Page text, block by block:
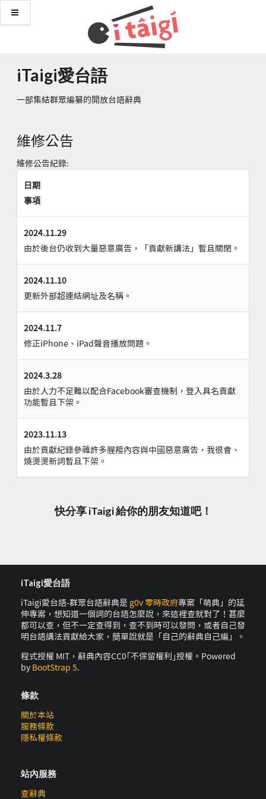
iTaigi愛台語
一部集結群眾編纂的開放台語辭典
維修公告
維修公告紀錄:
日期
事項
2024.11.29
由於後台仍收到大量惡意廣告，「貢獻新講法」暫且關閉。
2024.11.10
更新外部超連結網址及名稱。
2024.11.7
修正iPhone、iPad聲音播放問題。
2024.3.28
由於人力不足難以配合Facebook審查機制，登入具名貢獻
功能暫且下架。
2023.11.13
由於貢獻紀錄參雜許多腥羶內容與中國惡意廣告，我很會、
燒燙燙新詞暫且下架。
快分享 iTaigi 給你的朋友知道吧！
iTaigi愛台語
iTaigi愛台語-群眾台語辭典是 g0v 零時政府專案「萌典」的延
伸專案，想知道一個詞的台語怎麼說，來這裡查就對了！甚麼
都可以查，但不一定查得到，查不到時可以發問，或者自己發
明台語講法貢獻給大家，簡單說就是「自己的辭典自己編」。
程式授權 MIT，辭典內容CC0｢不保留權利｣授權。Powered
by BootStrap 5.
條款
關於本站
服務條款
隱私權條款
站內服務
查辭典